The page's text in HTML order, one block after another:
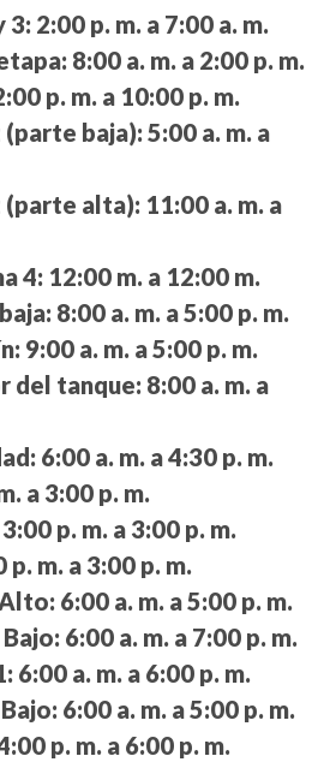
3: 2:00 p. m. a 7:00 a. m.
8:00 a. m. a 2:00 p. m.
p. m. a 10:00 p. m.
baja): 5:00 a. m. a
(parte alta): 11:00 a. m. a
4: 12:00 m. a 12:00 m.
8:00 a. m. a 5:00 p. m.
9:00 a. m. a 5:00 p. m.
del tanque: 8:00 a. m. a
6:00 a. m. a 4:30 p. m.
a 3:00 p. m.
3:00 p. m. a 3:00 p. m.
p. m. a 3:00 p. m.
6:00 a. m. a 5:00 p. m.
6:00 a. m. a 7:00 p. m.
6:00 a. m. a 6:00 p. m.
6:00 a. m. a 5:00 p. m.
p. m. a 6:00 p. m.